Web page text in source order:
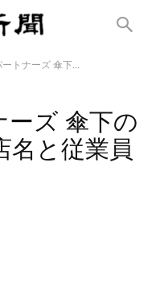
ートナーズ 傘下...
ーズ 傘下の
名と従業員